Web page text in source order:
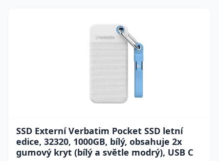
SSD Externí Verbatim Pocket SSD letní
edice, 32320, 1000GB, bílý, obsahuje 2x
gumový kryt (bílý a světle modrý), USB C